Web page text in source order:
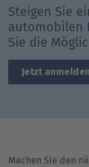
Go
parent
navigation
Go
to
parent
navigation
Nachrichten
Pressekontakt
Go
to
Steigen Sie
automobilen
Sie die
Jetzt anmelden
Machen Sie den